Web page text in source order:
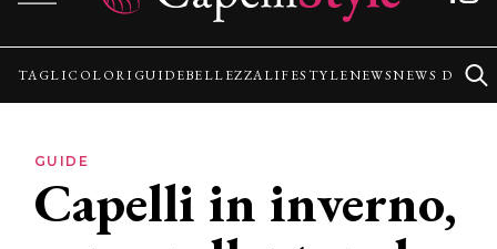
Guide
Lifestyle
TAGLICOLORI GUIDEBELLEZZALIFESTYLENEWSNEWS
GUIDE
Capelli in inverno,